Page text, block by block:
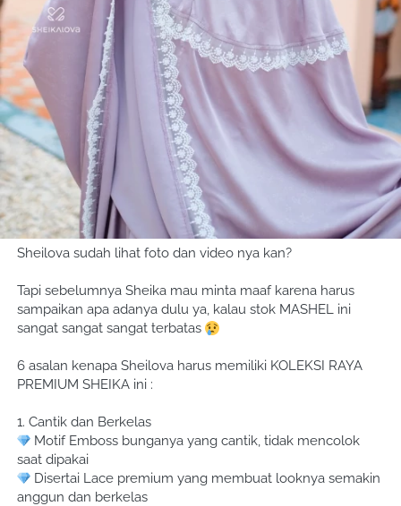
Sheilova sudah lihat foto dan video nya kan?
Tapi sebelumnya Sheika mau minta maaf karena harus
sampaikan apa adanya dulu ya, kalau stok MASHEL ini
sangat sangat sangat terbatas
6 asalan kenapa Sheilova harus memiliki KOLEKSI RAYA
PREMIUM SHEIKA ini :
1. Cantik dan Berkelas
Motif Emboss bunganya yang cantik, tidak mencolok
saat dipakai
Disertai Lace premium yang membuat looknya semakin
anggun dan berkelas